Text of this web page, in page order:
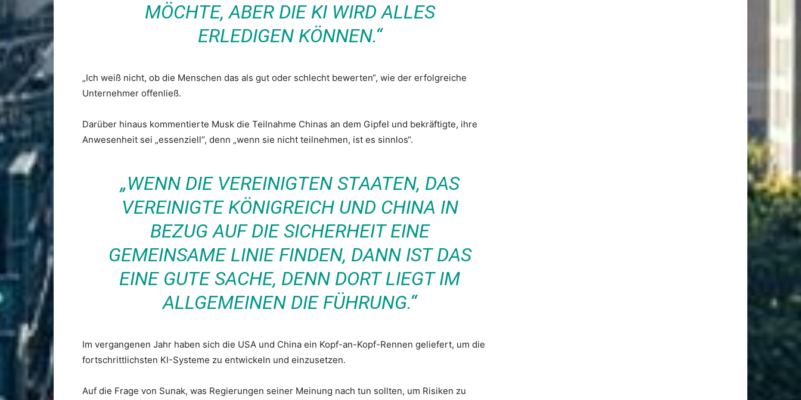
MÖCHTE, ABER DIE KI WIRD ALLES
ERLEDIGEN KÖNNEN.“
„Ich weiß nicht, ob die Menschen das als gut oder schlecht bewerten“, wie der erfolgreiche
Unternehmer offenließ.
Darüber hinaus kommentierte Musk die Teilnahme Chinas an dem Gipfel und bekräftigte, ihre
Anwesenheit sei „essenziell“, denn „wenn sie nicht teilnehmen, ist es sinnlos“.
„WENN DIE VEREINIGTEN STAATEN, DAS
VEREINIGTE KÖNIGREICH UND CHINA IN
BEZUG AUF DIE SICHERHEIT EINE
GEMEINSAME LINIE FINDEN, DANN IST DAS
EINE GUTE SACHE, DENN DORT LIEGT IM
ALLGEMEINEN DIE FÜHRUNG.“
Im vergangenen Jahr haben sich die USA und China ein Kopf-an-Kopf-Rennen geliefert, um die
fortschrittlichsten KI-Systeme zu entwickeln und einzusetzen.
Auf die Frage von Sunak, was Regierungen seiner Meinung nach tun sollten, um Risiken zu